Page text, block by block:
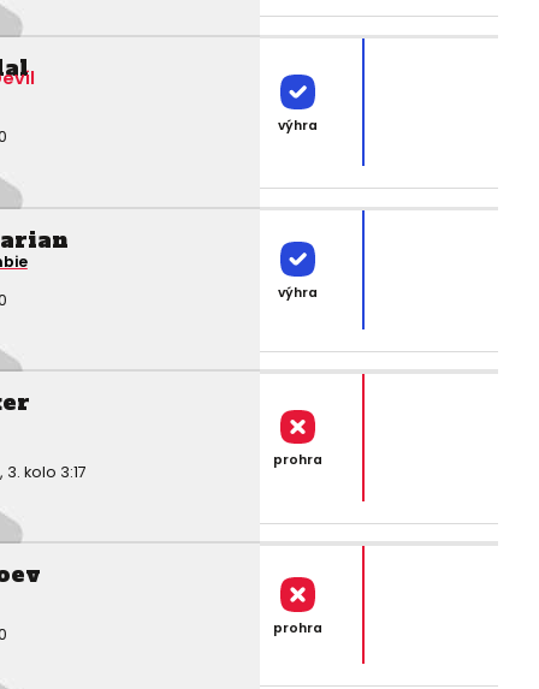
výhra
výhra
kolo 3:17
prohra
prohra